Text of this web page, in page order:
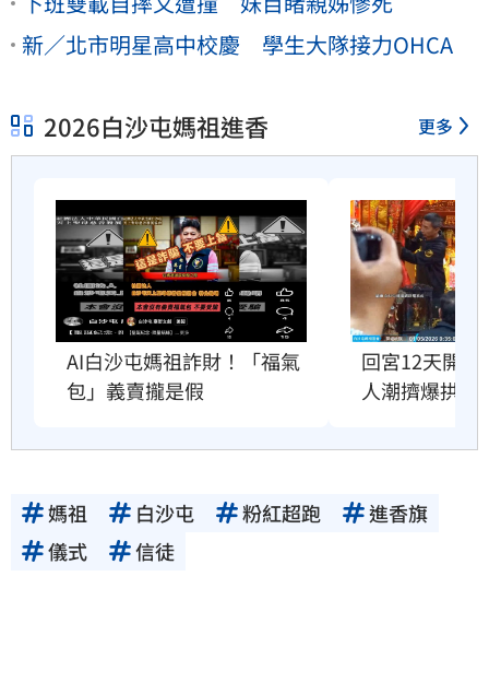
新／北市明星高中校慶 學生大隊接力OHCA
2026白沙屯媽祖進香 更多
AI白沙屯媽祖詐財！「福氣
包」義賣攏是假
回宮12天開
人潮擠爆拱天
媽祖 白沙屯 粉紅超跑
進香旗
儀式
信徒